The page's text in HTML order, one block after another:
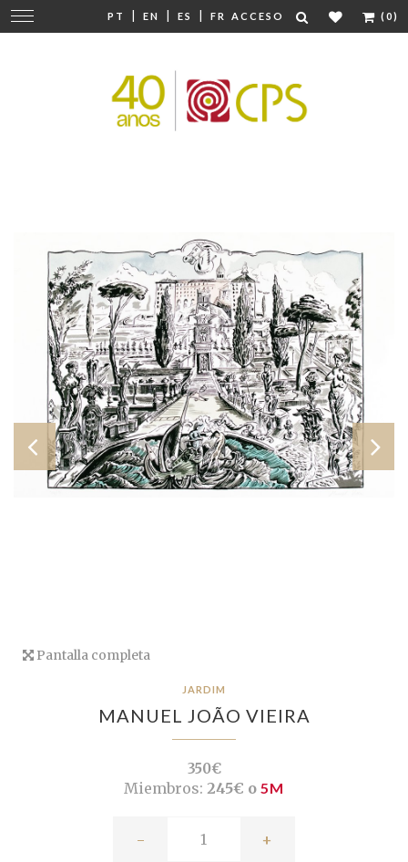
PT | EN | ES | FR ACCESO (0)
Cambiar
navegación
Pantalla completa
JARDIM
MANUEL JOÃO VIEIRA
350€
Miembros: 245€ o 5M
- +